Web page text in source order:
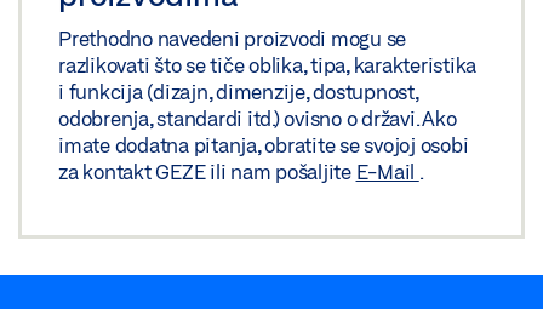
Prethodno navedeni proizvodi mogu se
razlikovati što se tiče oblika, tipa, karakteristika
i funkcija (dizajn, dimenzije, dostupnost,
odobrenja, standardi itd.) ovisno o državi. Ako
imate dodatna pitanja, obratite se svojoj osobi
za kontakt GEZE ili nam pošaljite E-Mail .